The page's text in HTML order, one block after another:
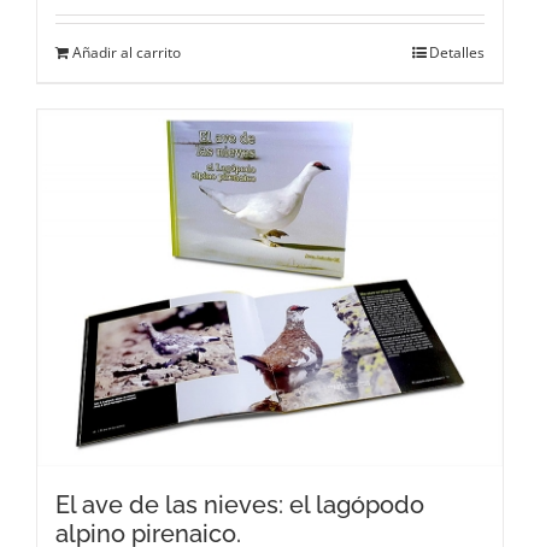
Añadir al carrito Detalles
El ave de las nieves: el lagópodo
alpino pirenaico.